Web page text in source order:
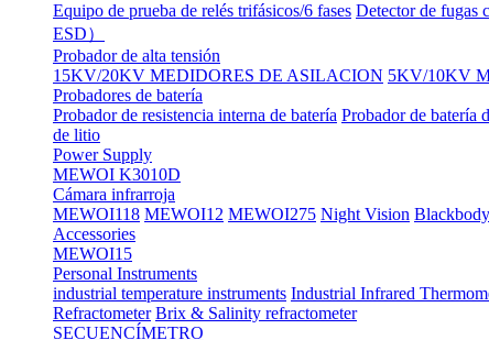
Equipo de prueba de relés trifásicos/6 fases Detector de fugas
ESD）
Probador de alta tensión
15KV/20KV MEDIDORES DE ASILACION 5KV/10KV
Probadores de batería
Probador de resistencia interna de batería Probador de batería
de litio
Power Supply
MEWOI K3010D
Cámara infrarroja
MEWOI118 MEWOI12 MEWOI275 Night Vision
Accessories
MEWOI15
Personal Instruments
industrial temperature instruments Industrial Infrared
Refractometer Brix & Salinity refractometer
SECUENCÍMETRO